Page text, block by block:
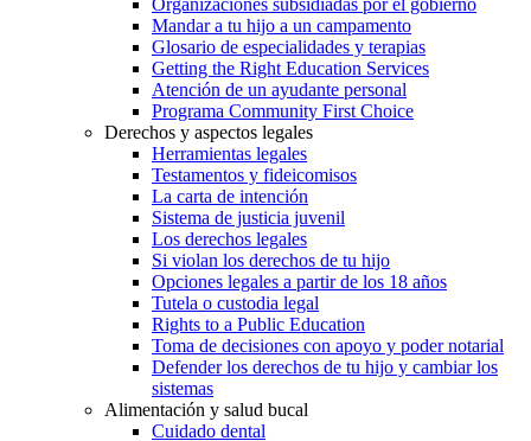
Mandar a tu hijo a un campamento
Glosario de especialidades y terapias
Getting the Right Education Services
Atención de un ayudante personal
Programa Community First Choice
Derechos y aspectos legales
Herramientas legales
Testamentos y fideicomisos
La carta de intención
Sistema de justicia juvenil
Los derechos legales
Si violan los derechos de tu hijo
Opciones legales a partir de los 18 años
Tutela o custodia legal
Rights to a Public Education
Toma de decisiones con apoyo y poder notarial
Defender los derechos de tu hijo y cambiar los
sistemas
Alimentación y salud bucal
Cuidado dental